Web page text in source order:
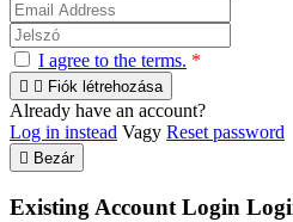
I agree to the terms. *
  Fiók létrehozása
Already have an account?
Log in instead Vagy Reset password
 Bezár
Existing Account Login